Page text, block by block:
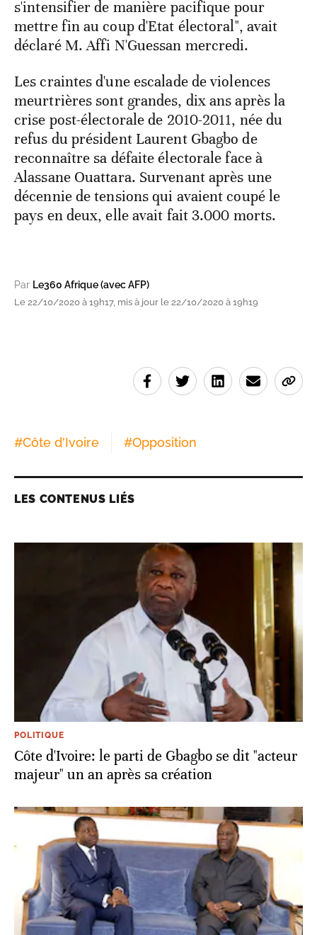
s'intensifier de manière pacifique pour
mettre fin au coup d'Etat électoral", avait
déclaré M. Affi N'Guessan mercredi.
Les craintes d'une escalade de violences
meurtrières sont grandes, dix ans après la
crise post-électorale de 2010-2011, née du
refus du président Laurent Gbagbo de
reconnaître sa défaite électorale face à
Alassane Ouattara. Survenant après une
décennie de tensions qui avaient coupé le
pays en deux, elle avait fait 3.000 morts.
Par Le360 Afrique (avec AFP)
Le 22/10/2020 à 19h17, mis à jour le 22/10/2020 à 19h19
#Côte d'Ivoire #Opposition
LES CONTENUS LIÉS
POLITIQUE
Côte d'Ivoire: le parti de Gbagbo se dit "acteur
majeur" un an après sa création